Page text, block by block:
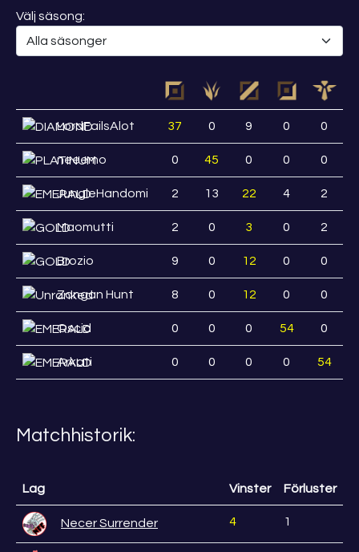
Välj säsong:
LordFailsAlot 37 0 9 0 0
neeemo 0 45 0 0 0
JungleHandomi 2 13 22 4 2
Maomutti 2 0 3 0 2
Brozio 9 0 12 0 0
Zangan Hunt 8 0 12 0 0
Oscid 0 0 0 54 0
Arkati 0 0 0 0 54
Matchhistorik:
Lag Vinster Förluster
Necer Surrender 4 1